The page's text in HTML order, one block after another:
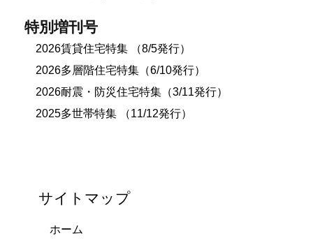
特別増刊号
2026賃貸住宅特集 （8/5発行）
2026多層階住宅特集（6/10発行）
2026耐震・防災住宅特集（3/11発行）
2025多世帯特集 （11/12発行）
サイトマップ
ホーム